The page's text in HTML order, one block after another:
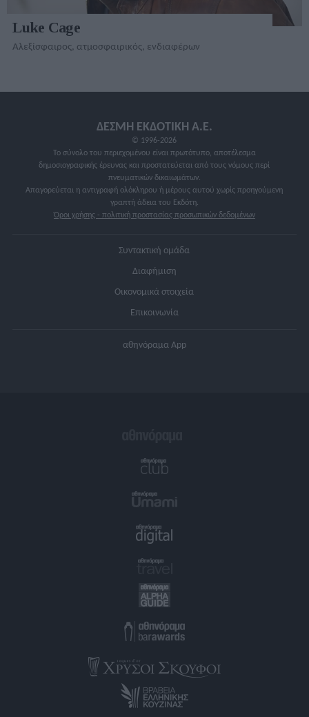
Luke Cage
Αλεξίσφαιρος, ατμοσφαιρικός, ενδιαφέρων
ΔΕΣΜΗ ΕΚΔΟΤΙΚΗ A.E.
© 1996-2026
Το σύνολο του περιεχομένου είναι πρωτότυπο, αποτέλεσμα
δημοσιογραφικής έρευνας και προστατεύεται από τους νόμους περί
πνευματικών δικαιωμάτων.
Απαγορεύεται η αντιγραφή ολόκληρου ή μέρους αυτού χωρίς προηγούμενη
γραπτή άδεια του Εκδότη.
Όροι χρήσης - πολιτική προστασίας προσωπικών δεδομένων
Συντακτική ομάδα
Διαφήμιση
Οικονομικά στοιχεία
Επικοινωνία
αθηνόραμα App